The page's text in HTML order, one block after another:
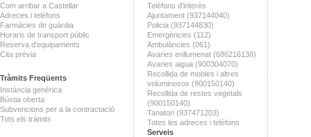
Com arribar a Castellar
Adreces i telèfons
Farmàcies de guàrdia
Horaris de transport públic
Reserva d'equipaments
Cita prèvia
Tràmits Freqüents
Instància genèrica
Bústia oberta
Subvencions per a la contractació
Tots els tràmits
Telèfons d'interès
Ajuntament (937144040)
Policia (937144830)
Emergències (112)
Ambulàncies (061)
Avaries enllumenat (686216138)
Avaries aigua (900304070)
Recollida de mobles i altres
voluminosos (900150140)
Recollida de restes vegetals
(900150140)
Tanatori (937471203)
Totes les adreces i telèfons
Serveis